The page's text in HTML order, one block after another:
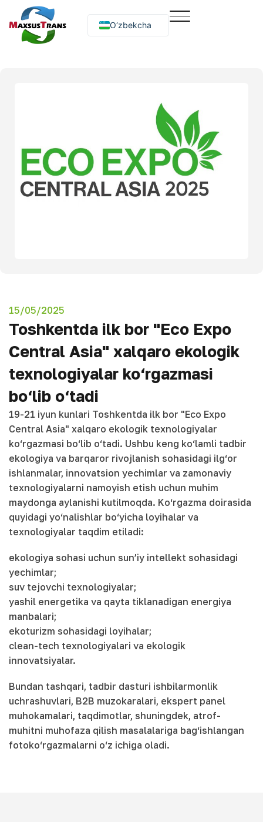
O‘zbekcha
Русский
15/05/2025
Toshkentda ilk bor "Eco Expo
Central Asia" xalqaro ekologik
texnologiyalar ko‘rgazmasi
bo‘lib o‘tadi
19-21 iyun kunlari Toshkentda ilk bor "Eco Expo
Central Asia" xalqaro ekologik texnologiyalar
ko‘rgazmasi bo‘lib o‘tadi. Ushbu keng ko‘lamli tadbir
ekologiya va barqaror rivojlanish sohasidagi ilg‘or
ishlanmalar, innovatsion yechimlar va zamonaviy
texnologiyalarni namoyish etish uchun muhim
maydonga aylanishi kutilmoqda. Ko‘rgazma doirasida
quyidagi yo‘nalishlar bo‘yicha loyihalar va
texnologiyalar taqdim etiladi:
ekologiya sohasi uchun sun’iy intellekt sohasidagi
yechimlar;
suv tejovchi texnologiyalar;
yashil energetika va qayta tiklanadigan energiya
manbalari;
ekoturizm sohasidagi loyihalar;
clean-tech texnologiyalari va ekologik
innovatsiyalar.
Bundan tashqari, tadbir dasturi ishbilarmonlik
uchrashuvlari, B2B muzokaralari, ekspert panel
muhokamalari, taqdimotlar, shuningdek, atrof-
muhitni muhofaza qilish masalalariga bag‘ishlangan
fotoko‘rgazmalarni o‘z ichiga oladi.